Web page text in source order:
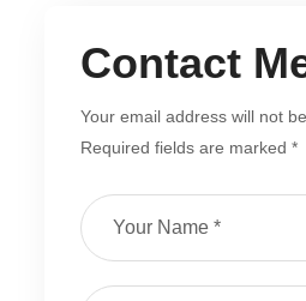
Contact
Your email address will not
Required fields are marked *